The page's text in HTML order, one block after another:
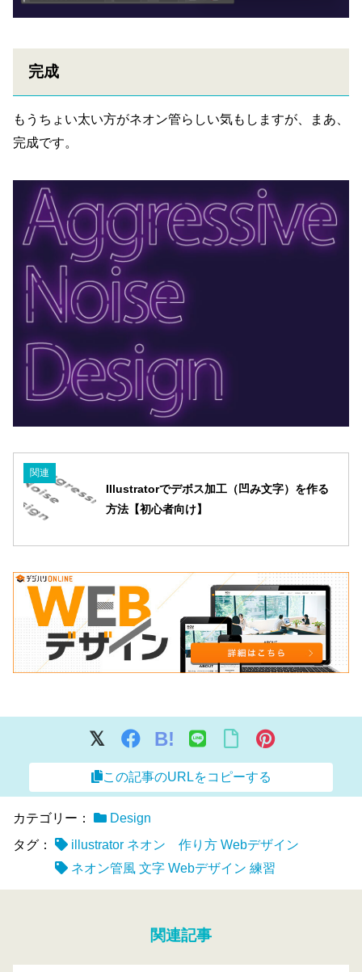
完成
もうちょい太い方がネオン管らしい気もしますが、まあ、
完成です。
関連
Illustratorでデボス加工（凹み文字）を作る
方法【初心者向け】
B!
この記事のURLをコピーする
カテゴリー：
Design
タグ：
illustrator ネオン 作り方 Webデザイン
ネオン管風 文字 Webデザイン 練習
関連記事